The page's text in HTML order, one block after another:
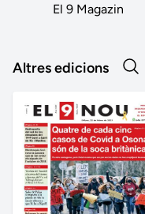
El 9 Magazin
Altres edicions